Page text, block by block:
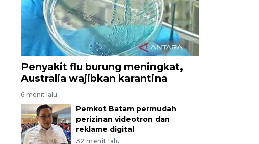
Penyakit flu burung meningkat,
Australia wajibkan karantina
6 menit lalu
Pemkot Batam permudah
perizinan videotron dan
reklame digital
32 menit lalu